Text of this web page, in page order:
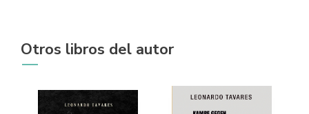
Otros libros del autor